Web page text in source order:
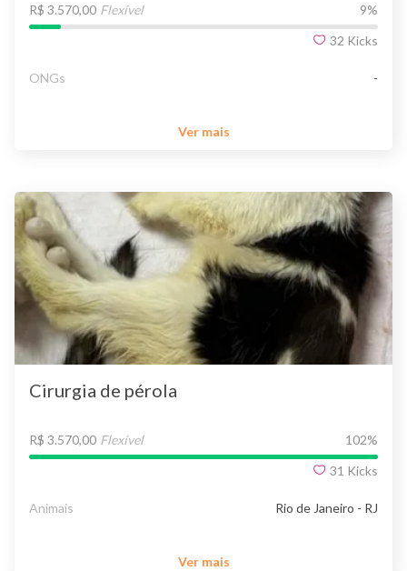
R$ 3.570,00 Flexível 9%
32 Kicks
ONGs -
Ver mais
Cirurgia de pérola
R$ 3.570,00 Flexível 102%
31 Kicks
Animais Rio de Janeiro - RJ
Ver mais